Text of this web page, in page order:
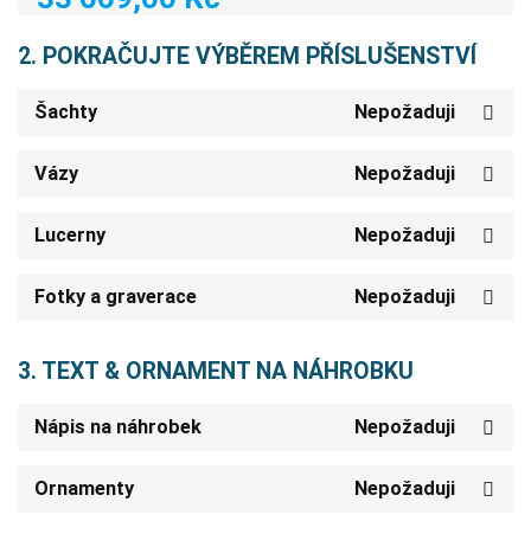
2. POKRAČUJTE VÝBĚREM PŘÍSLUŠENSTVÍ
Šachty Nepožaduji
Vázy Nepožaduji
Lucerny Nepožaduji
Fotky a graverace Nepožaduji
3. TEXT & ORNAMENT NA NÁHROBKU
Nápis na náhrobek Nepožaduji
Ornamenty Nepožaduji